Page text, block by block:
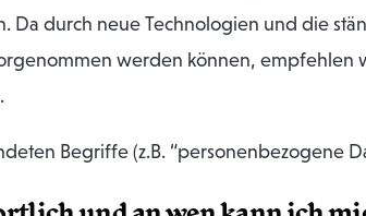
Da durch neue Technologien und die
werden können,
Begriffe (z.B. “personenbezogene